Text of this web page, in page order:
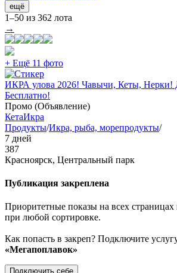
ещё
1–50 из 362 лота
→
+ Ещё 11 фото
ИКРА улова 2026! Чавычи, Кеты, Нерки!
Бесплатно!
Промо (Объявление)
КетаИкра
Продукты/Икра, рыба, морепродукты/
7 дней
387
Красноярск, Центральный парк
Публикация закреплена
Приоритетные показы на всех страницах
при любой сортировке.
Как попасть в закреп? Подключите
«Мегапоплавок»
Подключить себе